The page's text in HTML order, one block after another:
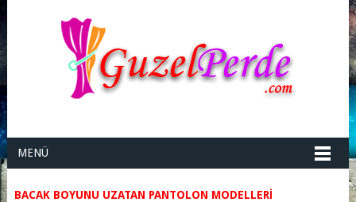
MENÜ
BACAK BOYUNU UZATAN PANTOLON MODELLERI